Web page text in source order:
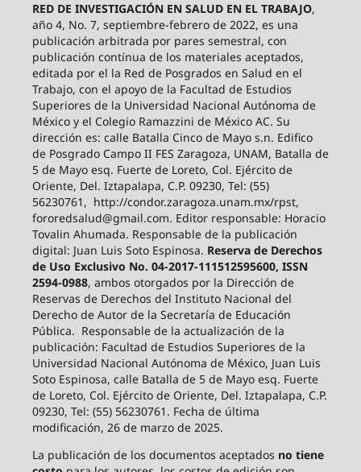
RED DE INVESTIGACIÓN EN SALUD EN EL TRABAJO,
año 4, No. 7, septiembre-febrero de 2022, es una
publicación arbitrada por pares semestral, con
publicación contínua de los materiales aceptados,
editada por el la Red de Posgrados en Salud en el
Trabajo, con el apoyo de la Facultad de Estudios
Superiores de la Universidad Nacional Autónoma de
México y el Colegio Ramazzini de México AC. Su
dirección es: calle Batalla Cinco de Mayo s.n. Edifico
de Posgrado Campo II FES Zaragoza, UNAM, Batalla de
5 de Mayo esq. Fuerte de Loreto, Col. Ejército de
Oriente, Del. Iztapalapa, C.P. 09230, Tel: (55)
56230761, http://condor.zaragoza.unam.mx/rpst,
fororedsalud@gmail.com. Editor responsable: Horacio
Tovalin Ahumada. Responsable de la publicación
digital: Juan Luis Soto Espinosa. Reserva de Derechos
de Uso Exclusivo No. 04-2017-111512595600, ISSN
2594-0988, ambos otorgados por la Dirección de
Reservas de Derechos del Instituto Nacional del
Derecho de Autor de la Secretaría de Educación
Pública. Responsable de la actualización de la
publicación: Facultad de Estudios Superiores de la
Universidad Nacional Autónoma de México, Juan Luis
Soto Espinosa, calle Batalla de 5 de Mayo esq. Fuerte
de Loreto, Col. Ejército de Oriente, Del. Iztapalapa, C.P.
09230, Tel: (55) 56230761. Fecha de última
modificación, 26 de marzo de 2025.
La publicación de los documentos aceptados no tiene